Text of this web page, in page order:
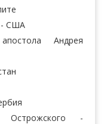
- США
Андрея
Острожского -